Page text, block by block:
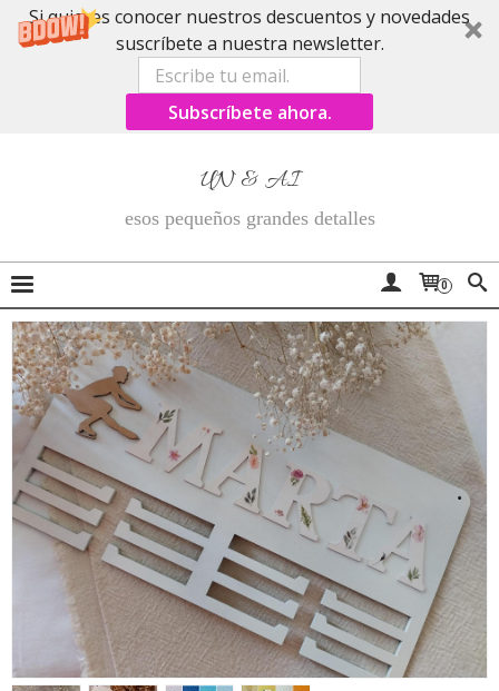
Si quieres conocer nuestros descuentos y novedades
suscríbete a nuestra newsletter.
Subscríbete ahora.
UN & AI
esos pequeños grandes detalles
0